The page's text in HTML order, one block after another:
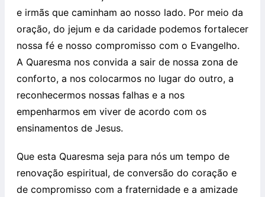
e irmãs que caminham ao nosso lado. Por meio da
oração, do jejum e da caridade podemos fortalecer
nossa fé e nosso compromisso com o Evangelho.
A Quaresma nos convida a sair de nossa zona de
conforto, a nos colocarmos no lugar do outro, a
reconhecermos nossas falhas e a nos
empenharmos em viver de acordo com os
ensinamentos de Jesus.
Que esta Quaresma seja para nós um tempo de
renovação espiritual, de conversão do coração e
de compromisso com a fraternidade e a amizade